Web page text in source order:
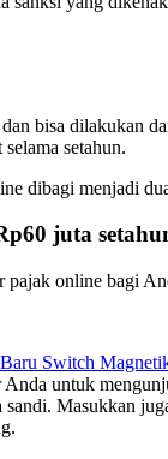
bisa dilakukan
setahun.
dibagi menjadi
juta
online bagi
Switch
Anda untuk
Masukkan